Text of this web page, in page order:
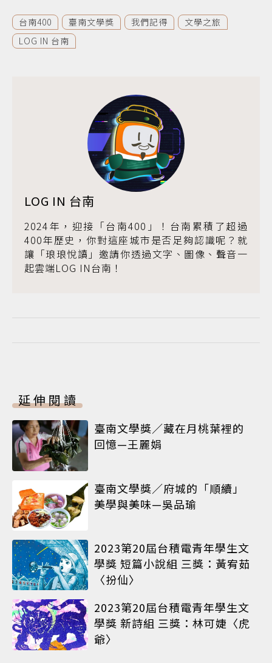
台南400 臺南文學獎 我們記得
文學之旅
LOG IN 台南
LOG IN 台南
2024年，迎接「台南400」！台南累積了超過
400年歷史，你對這座城市是否足夠認識呢？就
讓「琅琅悅讀」邀請你透過文字、圖像、聲音一
起雲端LOG IN台南！
延伸閱讀
臺南文學獎／藏在月桃葉裡的
回憶—王麗娟
臺南文學獎／府城的「順續」
美學與美味—吳品瑜
2023第20屆台積電青年學生文
學獎 短篇小說組 三獎：黃宥茹
〈扮仙〉
2023第20屆台積電青年學生文
學獎 新詩組 三獎：林可婕〈虎
爺〉